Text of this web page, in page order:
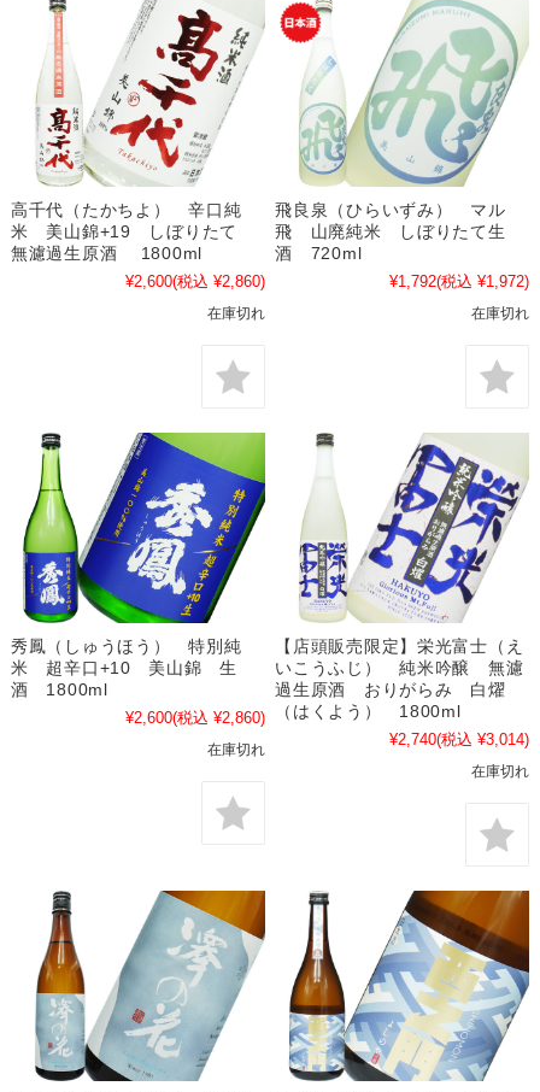
高千代（たかちよ） 辛口純
米 美山錦+19 しぼりたて
無濾過生原酒 1800ml
¥2,600(税込 ¥2,860)
在庫切れ
飛良泉（ひらいずみ） マル
飛 山廃純米 しぼりたて生
酒 720ml
¥1,792(税込 ¥1,972)
在庫切れ
秀鳳（しゅうほう） 特別純
米 超辛口+10 美山錦 生
酒 1800ml
¥2,600(税込 ¥2,860)
在庫切れ
【店頭販売限定】栄光富士（え
いこうふじ） 純米吟醸 無濾
過生原酒 おりがらみ 白燿
（はくよう） 1800ml
¥2,740(税込 ¥3,014)
在庫切れ